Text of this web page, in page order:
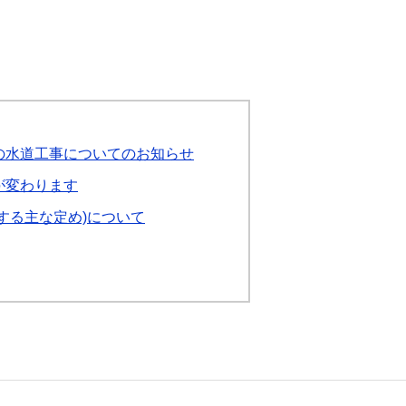
水道工事についてのお知らせ
変わります
る主な定め)について